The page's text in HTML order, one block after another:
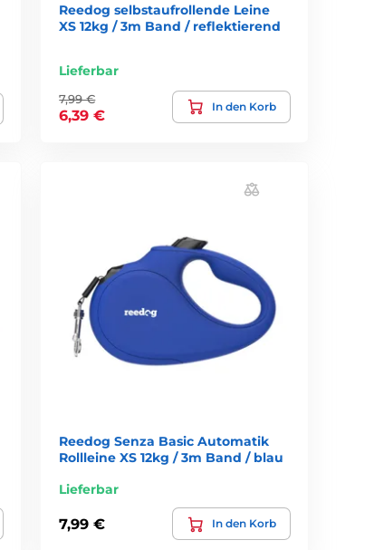
Reedog selbstaufrollende Leine
XS 12kg / 3m Band / reflektierend
Lieferbar
7,99 €
6,39 €
In den Korb
Reedog Senza Basic Automatik
Rollleine XS 12kg / 3m Band / blau
Lieferbar
7,99 € In den Korb